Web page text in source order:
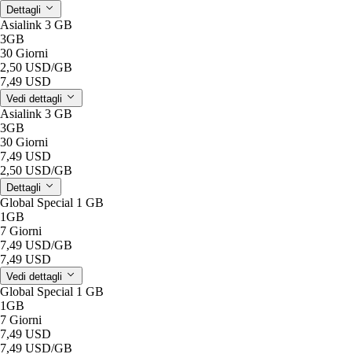
Dettagli
Asialink 3 GB
3GB
30 Giorni
2,50 USD/GB
7,49 USD
Vedi dettagli
Asialink 3 GB
3GB
30 Giorni
7,49 USD
2,50 USD/GB
Dettagli
Global Special 1 GB
1GB
7 Giorni
7,49 USD/GB
7,49 USD
Vedi dettagli
Global Special 1 GB
1GB
7 Giorni
7,49 USD
7,49 USD/GB